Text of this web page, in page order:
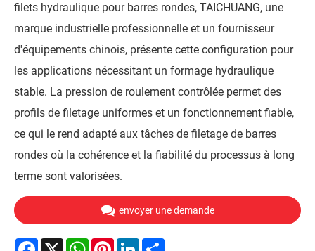
filets hydraulique pour barres rondes, TAICHUANG, une
marque industrielle professionnelle et un fournisseur
d'équipements chinois, présente cette configuration pour
les applications nécessitant un formage hydraulique
stable. La pression de roulement contrôlée permet des
profils de filetage uniformes et un fonctionnement fiable,
ce qui le rend adapté aux tâches de filetage de barres
rondes où la cohérence et la fiabilité du processus à long
terme sont valorisées.
envoyer une demande
Facebook
X WhatsApp
PinterestLinkedIn